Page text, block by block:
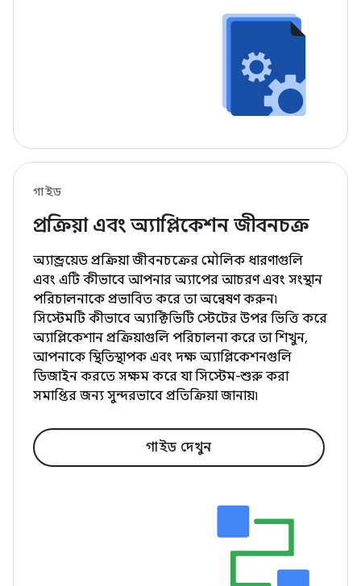
গাইড
প্রক্রিয়া এবং অ্যাপ্লিকেশন জীবনচক্র
অ্যান্ড্রয়েড প্রক্রিয়া জীবনচক্রের মৌলিক ধারণাগুলি
এবং এটি কীভাবে আপনার অ্যাপের আচরণ এবং সংস্থান
পরিচালনাকে প্রভাবিত করে তা অন্বেষণ করুন৷
সিস্টেমটি কীভাবে অ্যাক্টিভিটি স্টেটের উপর ভিত্তি করে
অ্যাপ্লিকেশান প্রক্রিয়াগুলি পরিচালনা করে তা শিখুন,
আপনাকে স্থিতিস্থাপক এবং দক্ষ অ্যাপ্লিকেশনগুলি
ডিজাইন করতে সক্ষম করে যা সিস্টেম-শুরু করা
সমাপ্তির জন্য সুন্দরভাবে প্রতিক্রিয়া জানায়৷
গাইড দেখুন